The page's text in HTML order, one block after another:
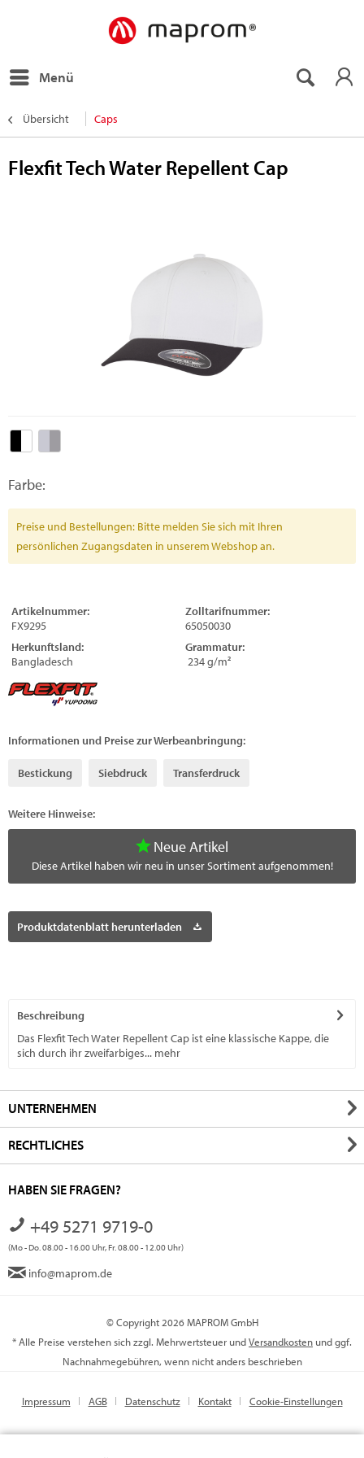
Menü
Übersicht Caps
Flexfit Tech Water Repellent Cap
Farbe:
Preise und Bestellungen: Bitte melden Sie sich mit Ihren
persönlichen Zugangsdaten in unserem Webshop an.
Artikelnummer:
FX9295
Zolltarifnummer:
65050030
Herkunftsland:
Bangladesch
Grammatur:
234 g/m²
Informationen und Preise zur Werbeanbringung:
Bestickung Siebdruck Transferdruck
Weitere Hinweise:
Neue Artikel
Diese Artikel haben wir neu in unser Sortiment aufgenommen!
Produktdatenblatt herunterladen
Beschreibung
Das Flexfit Tech Water Repellent Cap ist eine klassische Kappe, die
sich durch ihr zweifarbiges... mehr
UNTERNEHMEN
RECHTLICHES
HABEN SIE FRAGEN?
+49 5271 9719-0
(Mo - Do. 08.00 - 16.00 Uhr, Fr. 08.00 - 12.00 Uhr)
info@maprom.de
© Copyright 2026 MAPROM GmbH
* Alle Preise verstehen sich zzgl. Mehrwertsteuer undVersandkosten und ggf.
Nachnahmegebühren, wenn nicht anders beschrieben
Impressum AGB Datenschutz Kontakt Cookie-Einstellungen